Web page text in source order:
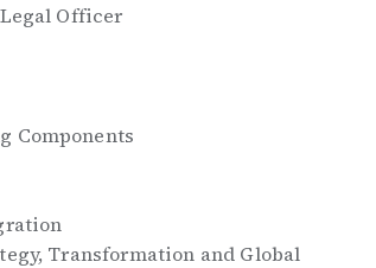
Officer
Components
Transformation and Global